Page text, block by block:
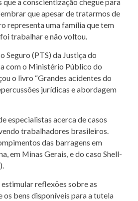
que apesar de tratarmos de
representa uma família que tem
trabalhar e não voltou.
Seguro (PTS) da Justiça do
com o Ministério Público do
o livro “Grandes acidentes do
jurídicas e abordagem
especialistas acerca de casos
trabalhadores brasileiros.
das barragens em
em Minas Gerais, e do caso Shell-
reflexões sobre as
os bens disponíveis para a tutela